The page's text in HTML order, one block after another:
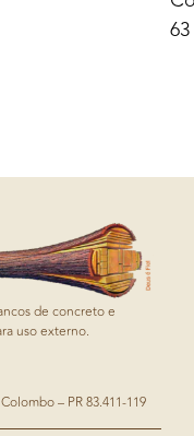
63
de concreto e
uso externo.
– PR 83.411-119